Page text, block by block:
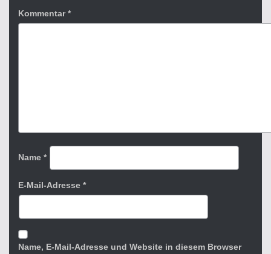
Kommentar*
Name *
E-Mail-Adresse *
Name, E-Mail-Adresse und Website in diesem Browser